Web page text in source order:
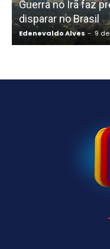
Guerra no Irã faz
disparar no Brasil
Edenevaldo Alves - 9